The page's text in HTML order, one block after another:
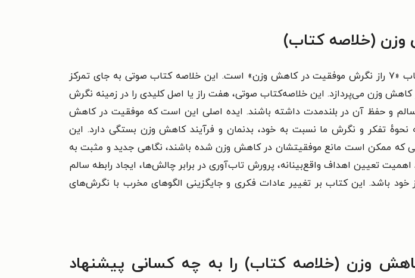
این خلاصه کتاب صوتی به جای تمرکز
وزن می‌پردازد. این خلاصه‌کتاب صوتی، هفت راز یا اصل کلیدی را در زمینه نگرش
و حفظ آن در بلندمدت داشته باشند. ایده اصلی این است که موفقیت در کاهش
تفکر و نگرش ما نسبت به خود، بدنمان و فرآیند کاهش وزن بستگی دارد. این
که ممکن است مانع موفقیتشان در کاهش وزن شده باشند، نگاهی جدید و مثبت به
تعیین اهداف واقع‌بینانه، پرورش تاب‌آوری در برابر چالش‌ها، ایجاد رابطه سالم
باشد. این کتاب بر تغییر عادات فکری و جایگزینی الگوهای مخرب با نگرش‌های
در کاهش وزن (خلاصه کتاب) را به چه کسانی پیشنهاد